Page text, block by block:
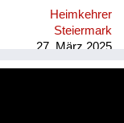
Heimkehrer
Steiermark
27. März 2025